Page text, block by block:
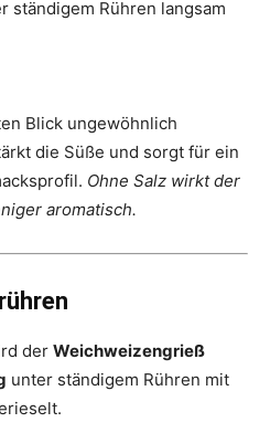
ständigem Rühren langsam
Blick ungewöhnlich
die Süße und sorgt für ein
Ohne Salz wirkt der
aromatisch.
der Weichweizengrieß
unter ständigem Rühren mit